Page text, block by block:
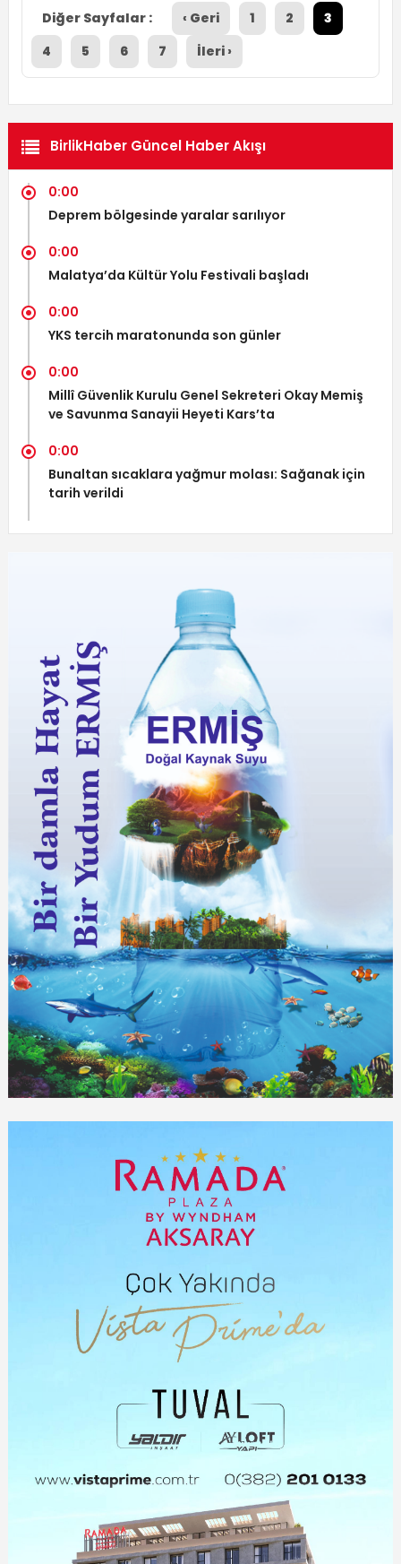
Diğer Sayfalar : ‹ Geri 1 2
3
4
5 6 7 İleri ›
BirlikHaber Güncel Haber Akışı
0:00
Deprem bölgesinde yaralar sarılıyor
0:00
Malatya’da Kültür Yolu Festivali başladı
0:00
YKS tercih maratonunda son günler
0:00
Millî Güvenlik Kurulu Genel Sekreteri Okay Memiş
ve Savunma Sanayii Heyeti Kars’ta
0:00
Bunaltan sıcaklara yağmur molası: Sağanak için
tarih verildi